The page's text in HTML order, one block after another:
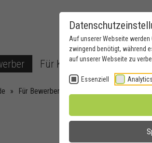
Auf unserer Webseite
zwingend benötigt, während
auf unserer Webseite zu
Essenziell
Für Kunden Kontakt
» Für Bewerber